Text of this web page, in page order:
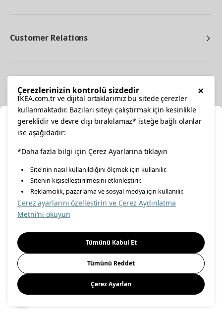
Customer Relations
facebooktwitterinstagrampinterestyoutube
linkedin
Energy Policy Information Security Policy
Food Safety Policy
Important Notice Privacy Agreement Personal Data Protection
Cookie Policy
© Inter IKEA Systems B.V 1999-
Select Location
Please select to see the content specific to your delivery
location for your orders from Online Store.
Select a city first
Please select
Save
×
Çerezlerinizin kontrolü sizdedir
IKEA.com.tr ve dijital ortaklarımız bu sitede çerezler
kullanmaktadır. Bazıları siteyi çalıştırmak için kesinlikle
gereklidir ve devre dışı bırakılamaz* isteğe bağlı olanlar
ise aşağıdadır:
*Daha fazla bilgi için Çerez Ayarlarına tıklayın
Site'nin nasıl kullanıldığını ölçmek için kullanılır.
Sitenin kişiselleştirilmesini etkinleştirir.
Reklamcılık, pazarlama ve sosyal medya için kullanılır.
Çerez ayarlarını özelleştirin ve Çerez Aydınlatma
Metni'ni okuyun
Tümünü Kabul Et
Tümünü Reddet
Çerez Ayarları